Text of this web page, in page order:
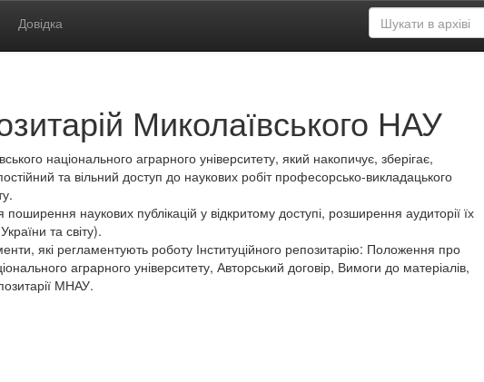
Довідка
Миколаївського НАУ
національного аграрного університету, який накопичує, зберігає,
та вільний доступ до наукових робіт професорсько-викладацького
наукових публікацій у відкритому доступі, розширення аудиторії їх
та світу).
які регламентують роботу Інституційного репозитарію: Положення про
аграрного університету, Авторський договір, Вимоги до матеріалів,
МНАУ.